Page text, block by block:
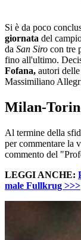
Si è da poco
giornata del
da San Siro con tre
fino all'ultimo.
Fofana, autori
Massimiliano
Milan-
Al termine della
per commentare la
commento del
LEGGI ANCHE:
male Fullkrug >>>